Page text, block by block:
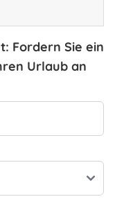
Fordern Sie ein
Urlaub an